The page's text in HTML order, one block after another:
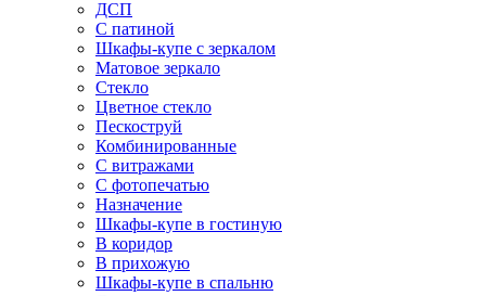
ДСП
С патиной
Шкафы-купе с зеркалом
Матовое зеркало
Стекло
Цветное стекло
Пескоструй
Комбинированные
С витражами
С фотопечатью
Назначение
Шкафы-купе в гостиную
В коридор
В прихожую
Шкафы-купе в спальню